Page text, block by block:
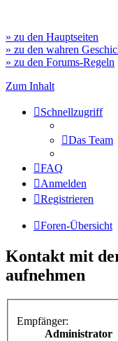
» zu den Hauptseiten
» zu den wahren
» zu den Forums-Regeln
Zum Inhalt
Schnellzugriff
Das Team
FAQ
Anmelden
Registrieren
Foren-Übersicht
Kontakt mit
aufnehmen
Empfänger:
Administrator